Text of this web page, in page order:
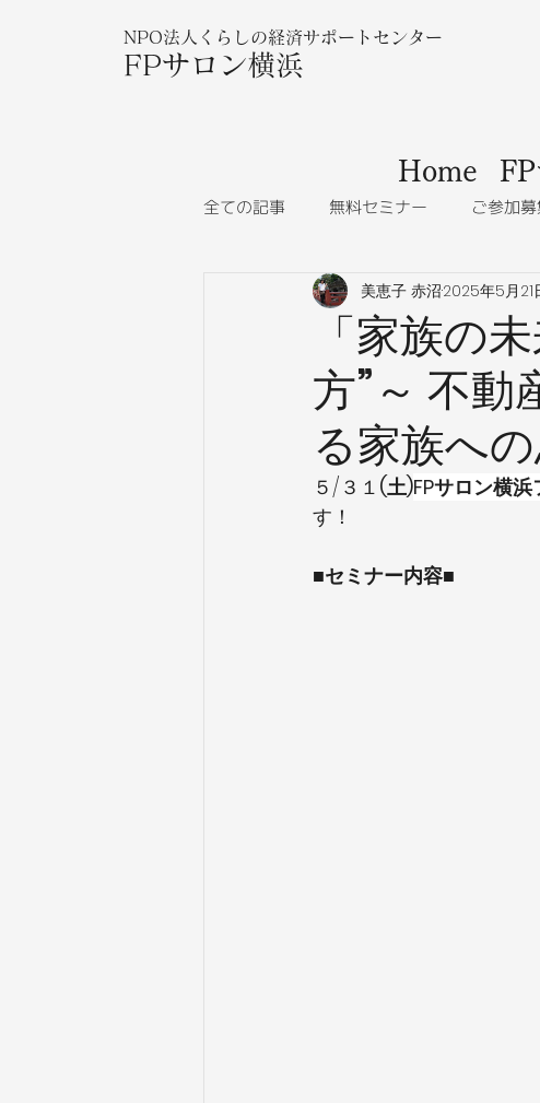
NPO法人くらしの経済サポートセンター
FPサロン横浜
Home
全ての記事 無料セミナー ご参加
「家族の
方”～ 不動
る家族への
美恵子 赤沼2025年5月21
５/３１ (土)FPサロン横
す！
■セミナー内容■